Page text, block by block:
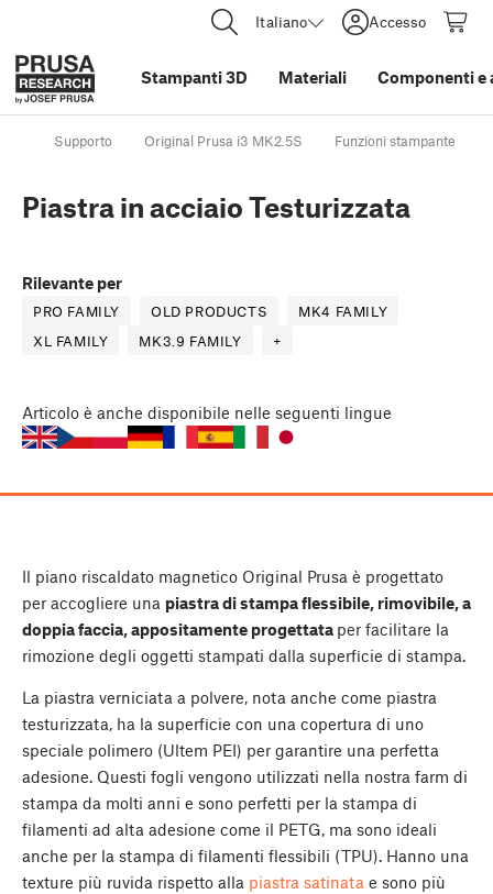
Italiano Accesso
Stampanti 3D Materiali Componenti e
Supporto Original Prusa i3 MK2.5S Funzioni stampante
Piastra in acciaio Testurizzata
Rilevante per
PRO FAMILY OLD PRODUCTS
MK4 FAMILY
XL FAMILY
MK3.9 FAMILY +
Articolo è anche disponibile nelle seguenti lingue
Il piano riscaldato magnetico Original Prusa è progettato
per accogliere una piastra di stampa flessibile, rimovibile, a
doppia faccia, appositamente progettata per facilitare la
rimozione degli oggetti stampati dalla superficie di stampa.
La piastra verniciata a polvere, nota anche come piastra
testurizzata, ha la superficie con una copertura di uno
speciale polimero (Ultem PEI) per garantire una perfetta
adesione. Questi fogli vengono utilizzati nella nostra farm di
stampa da molti anni e sono perfetti per la stampa di
filamenti ad alta adesione come il PETG, ma sono ideali
anche per la stampa di filamenti flessibili (TPU). Hanno una
texture più ruvida rispetto alla piastra satinata e sono più